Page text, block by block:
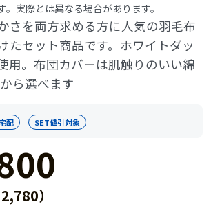
実際とは異なる場合があります。
さを両方求める方に人気の羽毛布
たセット商品です。ホワイトダッ
用。布団カバーは肌触りのいい綿
ら選べます
配 SET値引対象
）